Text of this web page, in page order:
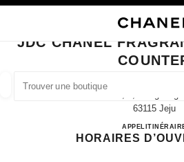
TROUVER UNE
Les suggestions sont affichées sous
0 Suggestions disponibles
FERMER LA FICHE BOUTIQUE JDC
JDC CHANEL
63115 Jeju
APPEL+82 64 740
HORAIRES
LUNETTES